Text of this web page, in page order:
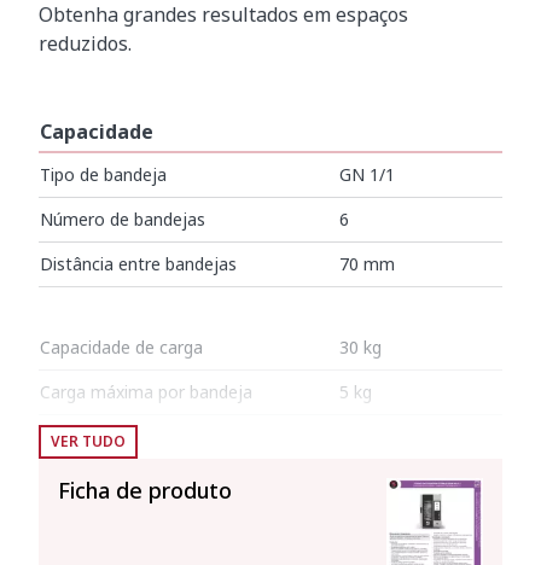
Obtenha grandes resultados em espaços
reduzidos.
Capacidade
Tipo de bandeja
GN 1/1
Número de bandejas
6
Distância entre bandejas
70 mm
Capacidade de carga
30 kg
Carga máxima por bandeja
5 kg
Potência
Potência Total
VER TUDO
Ficha de produto